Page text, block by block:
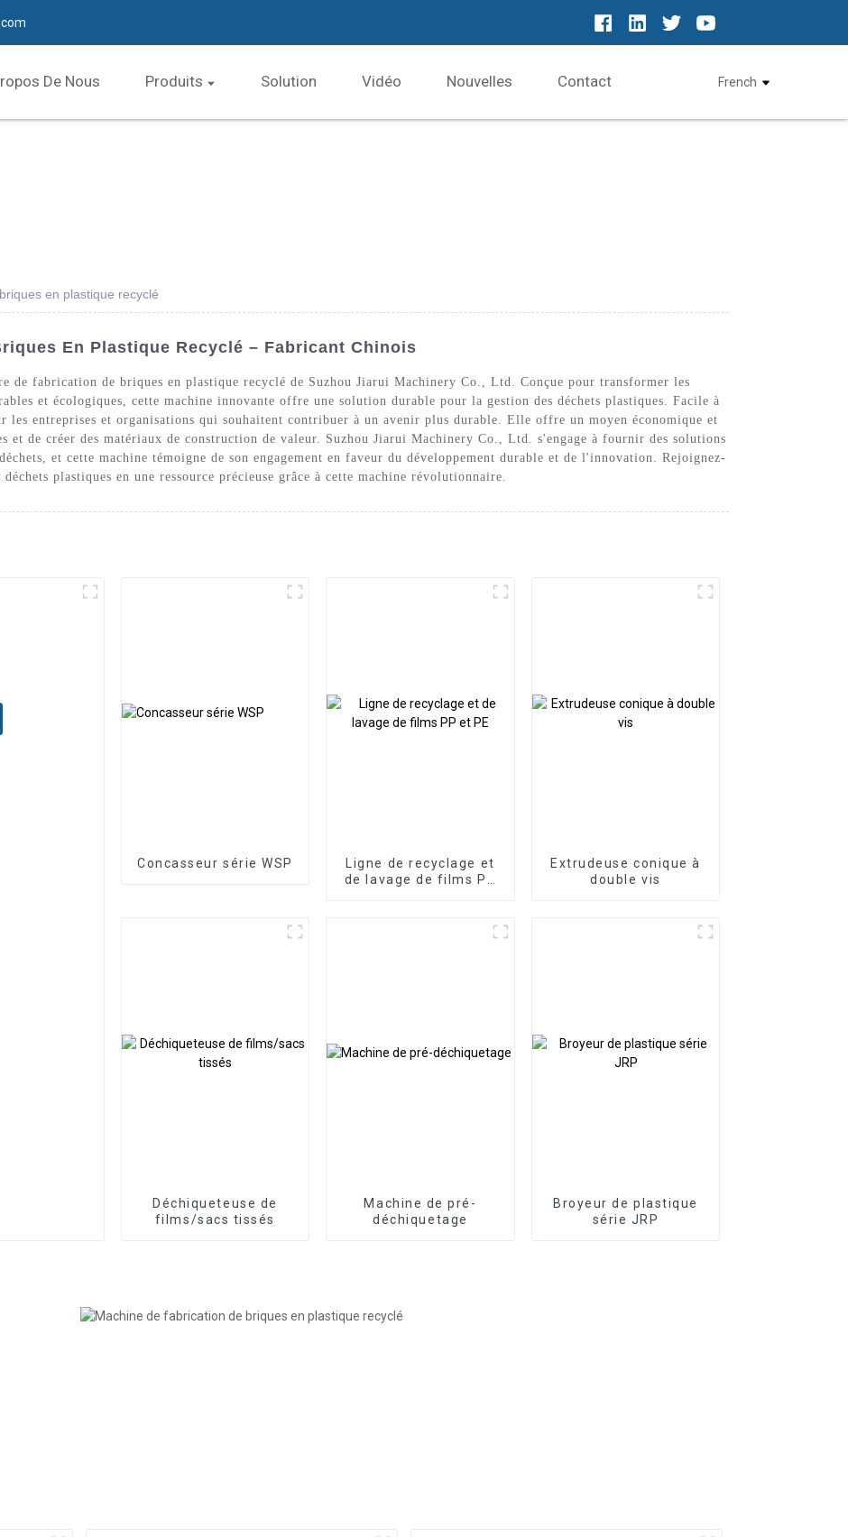
De Nous Produits Solution Vidéo Nouvelles Contact French
en plastique recyclé
En Plastique Recyclé – Fabricant Chinois
de fabrication de briques en plastique recyclé de Suzhou Jiarui Machinery Co., Ltd. Conçue pour transformer les
et écologiques, cette machine innovante offre une solution durable pour la gestion des déchets plastiques. Facile à
entreprises et organisations qui souhaitent contribuer à un avenir plus durable. Elle offre un moyen économique et
et de créer des matériaux de construction de valeur. Suzhou Jiarui Machinery Co., Ltd. s'engage à fournir des solutions
et cette machine témoigne de son engagement en faveur du développement durable et de l'innovation. Rejoignez-
plastiques en une ressource précieuse grâce à cette machine révolutionnaire.
Concasseur série WSP
Ligne de recyclage et
de lavage de films PP
Extrudeuse conique à
double vis
Déchiqueteuse de
films/sacs tissés
Machine de pré-
déchiquetage
Broyeur de plastique
série JRP